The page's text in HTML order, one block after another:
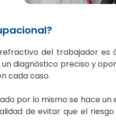
del trabajador
diagnóstico preciso y
cada caso.
por lo mismo se hace
de evitar que el